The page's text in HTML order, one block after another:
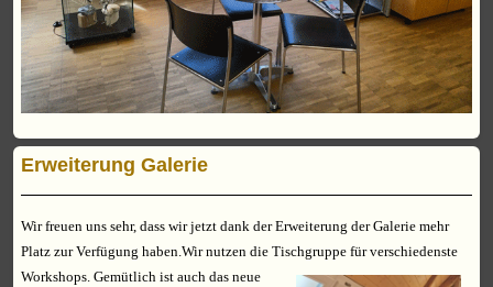
Erweiterung Galerie
Wir freuen uns sehr, dass wir jetzt dank der Erweiterung der Galerie mehr
Platz zur Verfügung haben.Wir nutzen die Tischgruppe für verschiedenste
Workshops. Gemütlich ist auch das neue